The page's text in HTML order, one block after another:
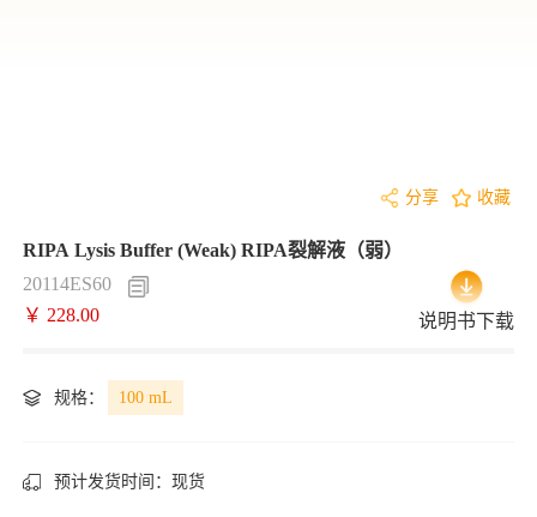
分享 收藏
RIPA Lysis Buffer (Weak) RIPA裂解液（弱）
20114ES60
￥ 228.00
说明书下载
规格： 100 mL
预计发货时间： 现货